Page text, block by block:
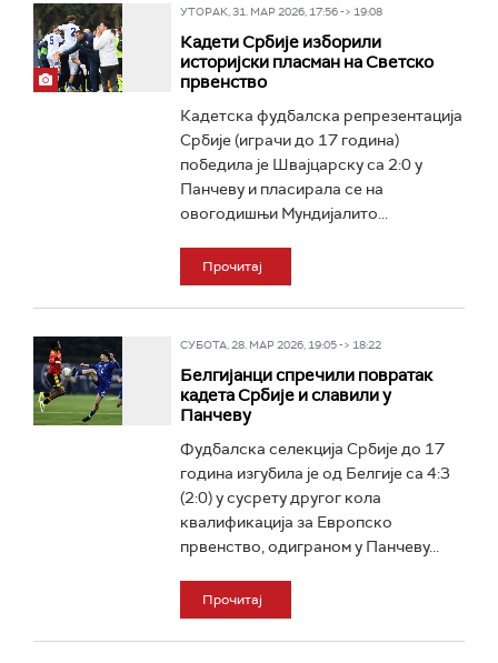
УТОРАК, 31. МАР 2026, 17:56 -> 19:08
Кадети Србије изборили
историјски пласман на Светско
првенство
Кадетска фудбалска репрезентација
Србије (играчи до 17 година)
победила је Швајцарску са 2:0 у
Панчеву и пласирала се на
овогодишњи Мундијалито...
Прочитај
СУБОТА, 28. МАР 2026, 19:05 -> 18:22
Белгијанци спречили повратак
кадета Србије и славили у
Панчеву
Фудбалска селекција Србије до 17
година изгубила је од Белгије са 4:3
(2:0) у сусрету другог кола
квалификација за Европско
првенство, одиграном у Панчеву...
Прочитај